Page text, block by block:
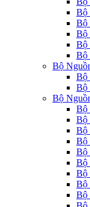
Bộ
Bộ
Bộ
Bộ
Bộ
Bộ
Bộ
Bộ
Bộ
Bộ
Bộ
Bộ
Bộ
Bộ
Bộ
Bộ
Bộ
Bộ